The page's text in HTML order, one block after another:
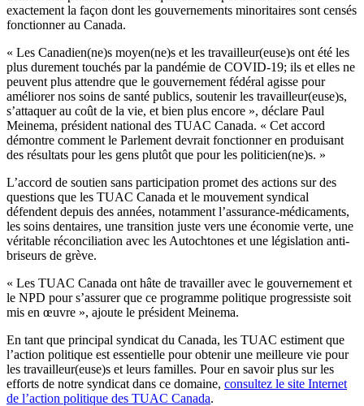
exactement la façon dont les gouvernements minoritaires sont censés
fonctionner au Canada.
« Les Canadien(ne)s moyen(ne)s et les travailleur(euse)s ont été les
plus durement touchés par la pandémie de COVID‑19; ils et elles ne
peuvent plus attendre que le gouvernement fédéral agisse pour
améliorer nos soins de santé publics, soutenir les travailleur(euse)s,
s’attaquer au coût de la vie, et bien plus encore », déclare Paul
Meinema, président national des TUAC Canada. « Cet accord
démontre comment le Parlement devrait fonctionner en produisant
des résultats pour les gens plutôt que pour les politicien(ne)s. »
L’accord de soutien sans participation promet des actions sur des
questions que les TUAC Canada et le mouvement syndical
défendent depuis des années, notamment l’assurance-médicaments,
les soins dentaires, une transition juste vers une économie verte, une
véritable réconciliation avec les Autochtones et une législation anti-
briseurs de grève.
« Les TUAC Canada ont hâte de travailler avec le gouvernement et
le NPD pour s’assurer que ce programme politique progressiste soit
mis en œuvre », ajoute le président Meinema.
En tant que principal syndicat du Canada, les TUAC estiment que
l’action politique est essentielle pour obtenir une meilleure vie pour
les travailleur(euse)s et leurs familles. Pour en savoir plus sur les
efforts de notre syndicat dans ce domaine, consultez le site Internet
de l’action politique des TUAC Canada.